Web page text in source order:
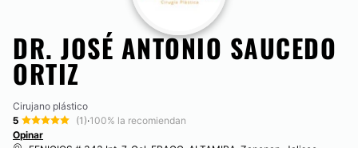
DR. JOSÉ ANTONIO SAUCEDO
ORTIZ
Cirujano plástico
5
(1)·100% la recomiendan
Opinar